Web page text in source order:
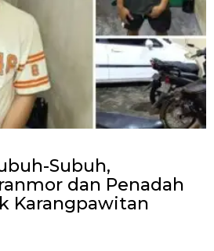
Subuh,
dan Penadah
Karangpawitan